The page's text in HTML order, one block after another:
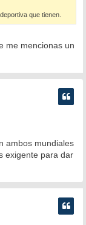
que tienen.
me mencionas un
ambos mundiales
exigente para dar